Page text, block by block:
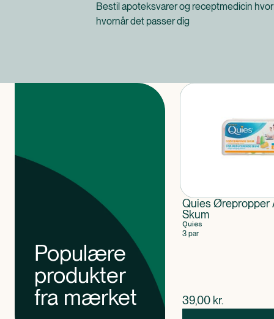
Bestil apoteksvarer og receptmedicin
hvornår det passer dig
Populære
produkter
fra mærket
Quies Ørepropper
Skum
Quies
3 par
$nuværende pris
39,00 kr.